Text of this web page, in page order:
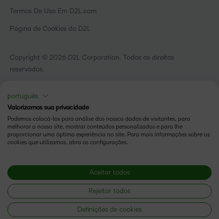
Comunidade
Copyright © 2026 D2L Corporation. Todos os direitos
reservados.
Termos De Uso Em D2L.com
Página de Cookies da D2L
português
Valorizamos sua privacidade
Podemos colocá-los para análise dos nossos dados de visitantes, para
melhorar o nosso site, mostrar conteúdos personalizados e para lhe
proporcionar uma óptima experiência no site. Para mais informações sobre os
cookies que utilizamos, abra as configurações.
Aceitar todos
Rejeitar todos
Definições de cookies